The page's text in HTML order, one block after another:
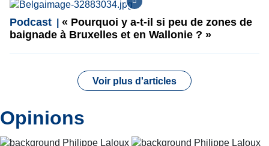
Podcast
« Pourquoi y a-t-il si peu de zones de
baignade à Bruxelles et en Wallonie ? »
Voir plus d'articles
Opinions